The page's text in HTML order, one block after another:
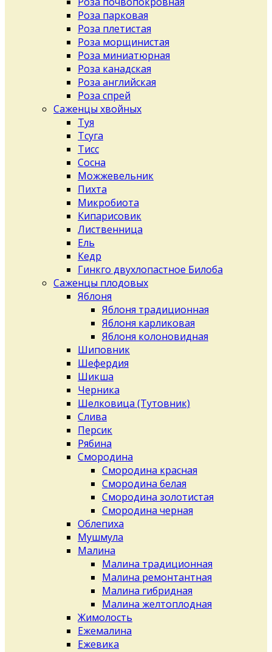
Роза парковая
Роза плетистая
Роза морщинистая
Роза миниатюрная
Роза канадская
Роза английская
Роза спрей
Саженцы хвойных
Туя
Тсуга
Тисс
Сосна
Можжевельник
Пихта
Микробиота
Кипарисовик
Лиственница
Ель
Кедр
Гинкго двухлопастное Билоба
Саженцы плодовых
Яблоня
Яблоня традиционная
Яблоня карликовая
Яблоня колоновидная
Шиповник
Шефердия
Шикша
Черника
Шелковица (Тутовник)
Слива
Персик
Рябина
Смородина
Смородина красная
Смородина белая
Смородина золотистая
Смородина черная
Облепиха
Мушмула
Малина
Малина традиционная
Малина ремонтантная
Малина гибридная
Малина желтоплодная
Жимолость
Ежемалина
Ежевика